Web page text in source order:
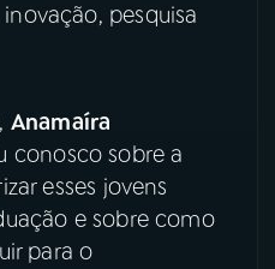
X
pesquisa
Anamaíra
conosco sobre a
esses jovens
e sobre como
para o